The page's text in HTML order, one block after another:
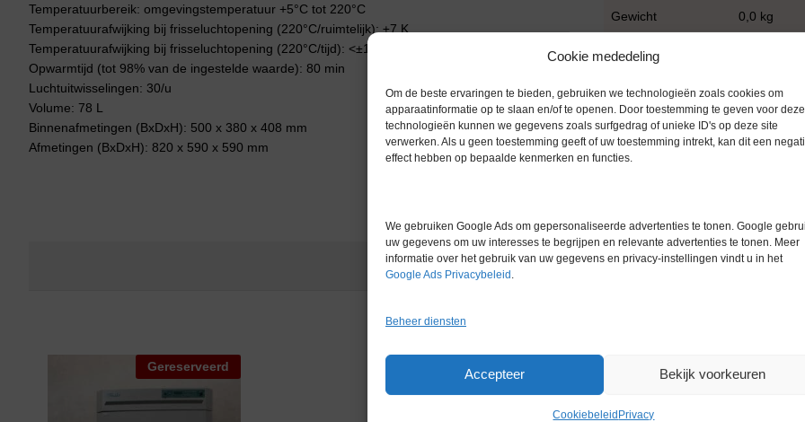
Cookie mededeling
Om de beste ervaringen te bieden, gebruiken we technologieën zoals cookies om
apparaatinformatie op te slaan en/of te openen. Door toestemming te geven voor deze
technologieën kunnen we gegevens zoals surfgedrag of unieke ID's op deze site
verwerken. Als u geen toestemming geeft of uw toestemming intrekt, kan dit een
effect hebben op bepaalde kenmerken en functies.
We gebruiken Google Ads om gepersonaliseerde advertenties te tonen. Google
uw gegevens om uw interesses te begrijpen en relevante advertenties te tonen. Meer
informatie over het gebruik van uw gegevens en privacy-instellingen vindt u in het
Google Ads Privacybeleid .
Beheer diensten
Accepteer Bekijk voorkeuren
CookiebeleidPrivacy
Temperatuurbereik: omgevingstemperatuur +5°C tot 220°C
Temperatuurafwijking bij frisseluchtopening (220°C/ruimtelijk): ±7 K
Temperatuurafwijking bij frisseluchtopening (220°C/tijd): <±1 K
Opwarmtijd (tot 98% van de ingestelde waarde): 80 min
Luchtuitwisselingen: 30/u
Volume: 78 L
Binnenafmetingen (BxDxH): 500 x 380 x 408 mm
Afmetingen (BxDxH): 820 x 590 x 590 mm
Gewicht 0,0 kg
Merk
Conditie Gebruikt in
Gerelateerde producten
Gereserveerd